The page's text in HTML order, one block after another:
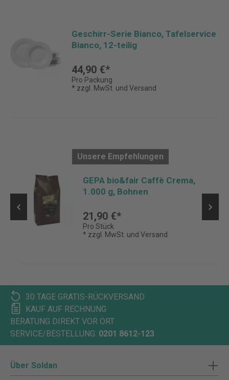
Geschirr-Serie Bianco, Tafelservice
Bianco, 12-teilig
44,90 €*
Pro Packung
* zzgl. MwSt. und Versand
Unsere Empfehlungen
GEPA bio&fair Caffè Crema,
1.000 g, Bohnen
21,90 €*
Pro Stück
* zzgl. MwSt. und Versand
30 TAGE GRATIS-RÜCKVERSAND
KAUF AUF RECHNUNG
BERATUNG DIREKT VOR ORT
SERVICE/BESTELLUNG: 0201 8612-123
Über Soldan